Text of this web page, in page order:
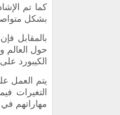
كما تم
بشكل
بالمقابل
حول العالم
الكيبورد
يتم العمل
التغيرات
مهاراتهم